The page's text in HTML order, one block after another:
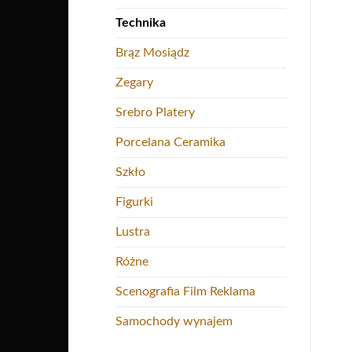
Technika
Brąz Mosiądz
Zegary
Srebro Platery
Porcelana Ceramika
Szkło
Figurki
Lustra
Różne
Scenografia Film Reklama
Samochody wynajem